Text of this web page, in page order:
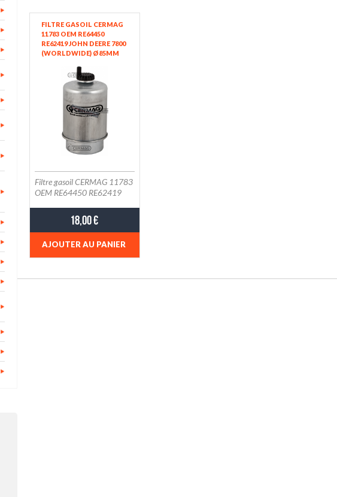
FILTRE GASOIL CERMAG
11783 OEM RE64450
RE62419 JOHN DEERE 7800
(WORLDWIDE) Ø85MM
Filtre gasoil CERMAG 11783
OEM RE64450 RE62419
(Worldwide)18,00 €
AJOUTER AU PANIER